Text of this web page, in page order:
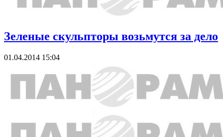
Зеленые скульпторы возьмутся за дело
01.04.2014 15:04